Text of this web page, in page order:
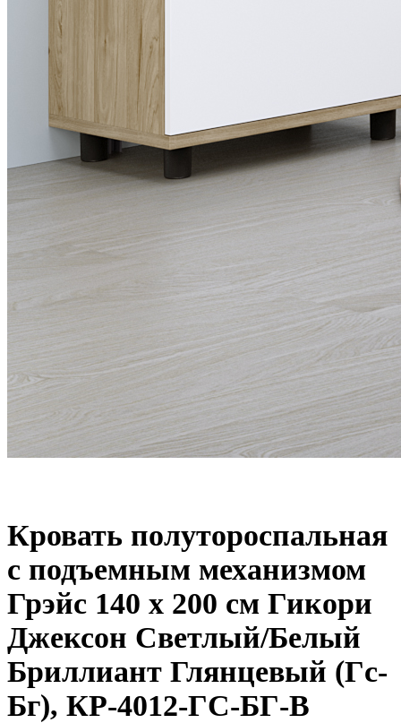
Кровать полутороспальная
с подъемным механизмом
Грэйс 140 х 200 см Гикори
Джексон Светлый/Белый
Бриллиант Глянцевый (Гс-
Бг), КР-4012-ГС-БГ-В